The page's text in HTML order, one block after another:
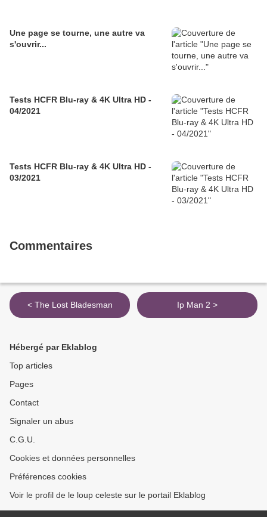
Une page se tourne, une autre va
s'ouvrir...
Tests HCFR Blu-ray & 4K Ultra HD -
04/2021
Tests HCFR Blu-ray & 4K Ultra HD -
03/2021
Commentaires
< The Lost Bladesman Ip Man 2 >
Hébergé par Eklablog
Top articles
Pages
Contact
Signaler un abus
C.G.U.
Cookies et données personnelles
Préférences cookies
Voir le profil de le loup celeste sur le portail Eklablog